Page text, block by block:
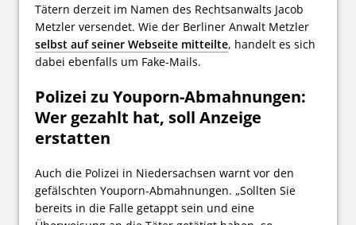
Tätern derzeit im Namen des Rechtsanwalts Jacob
Metzler versendet. Wie der Berliner Anwalt Metzler
selbst auf seiner Webseite mitteilte, handelt es sich
dabei ebenfalls um Fake-Mails.
Polizei zu Youporn-Abmahnungen:
Wer gezahlt hat, soll Anzeige
erstatten
Auch die Polizei in Niedersachsen warnt vor den
gefälschten Youporn-Abmahnungen. „Sollten Sie
bereits in die Falle getappt sein und eine